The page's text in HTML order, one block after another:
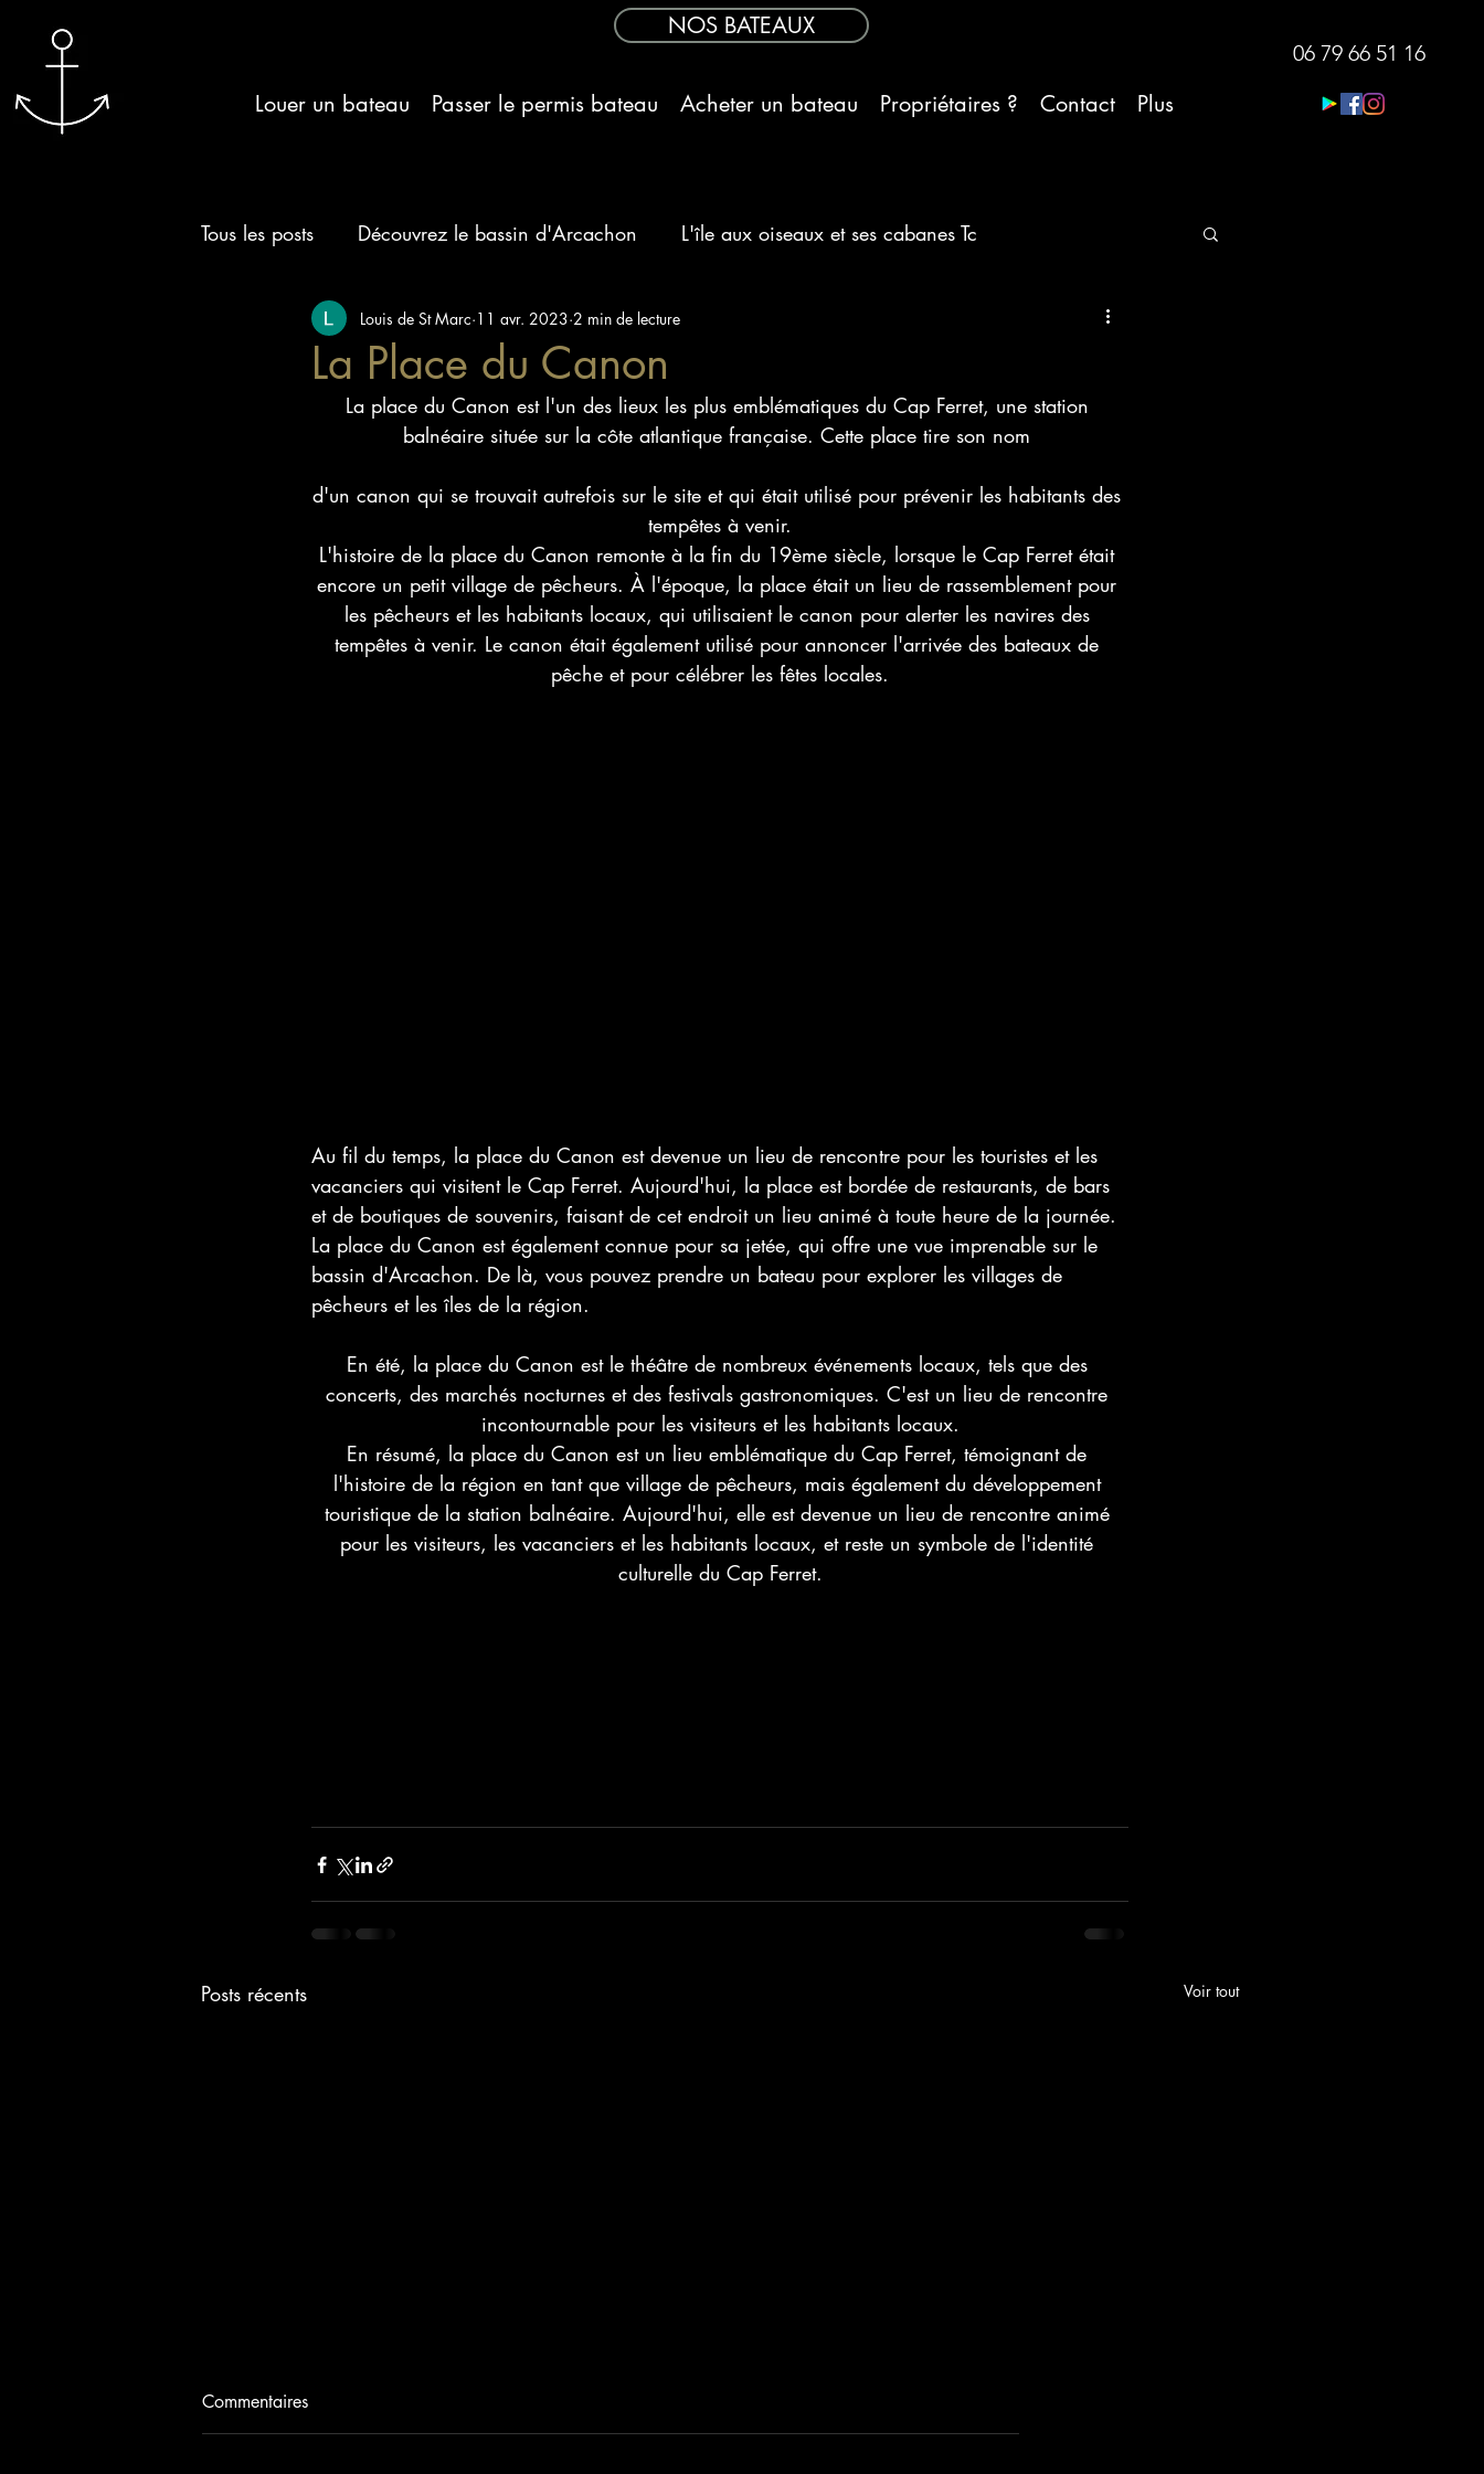
NOS BATEAUX
Louer un bateau Passer le permis bateau Acheter un bateau Propriétaires ? Contact Plus
06 79 66 51 16
Tous les posts Découvrez le bassin d'Arcachon L'île aux oiseaux et ses cabanes Tc
La presqu'île du Cap Ferret Pique nique au Banc d'Arguin Apéron couché de soleil en bateau
Apéro couché de soleil en bateau
La Place du Canon
Louis de St Marc 11 avr. 2023 2 min de lecture
La place du Canon est l'un des lieux les plus emblématiques du Cap Ferret, une station
balnéaire située sur la côte atlantique française. Cette place tire son nom
d'un canon qui se trouvait autrefois sur le site et qui était utilisé pour prévenir les habitants des
tempêtes à venir.
L'histoire de la place du Canon remonte à la fin du 19ème siècle, lorsque le Cap Ferret était
encore un petit village de pêcheurs. À l'époque, la place était un lieu de rassemblement pour
les pêcheurs et les habitants locaux, qui utilisaient le canon pour alerter les navires des
tempêtes à venir. Le canon était également utilisé pour annoncer l'arrivée des bateaux de
pêche et pour célébrer les fêtes locales.
Au fil du temps, la place du Canon est devenue un lieu de rencontre pour les touristes et les
vacanciers qui visitent le Cap Ferret. Aujourd'hui, la place est bordée de restaurants, de bars
et de boutiques de souvenirs, faisant de cet endroit un lieu animé à toute heure de la journée.
La place du Canon est également connue pour sa jetée, qui offre une vue imprenable sur le
bassin d'Arcachon. De là, vous pouvez prendre un bateau pour explorer les villages de
pêcheurs et les îles de la région.
En été, la place du Canon est le théâtre de nombreux événements locaux, tels que des
concerts, des marchés nocturnes et des festivals gastronomiques. C'est un lieu de rencontre
incontournable pour les visiteurs et les habitants locaux.
En résumé, la place du Canon est un lieu emblématique du Cap Ferret, témoignant de
l'histoire de la région en tant que village de pêcheurs, mais également du développement
touristique de la station balnéaire. Aujourd'hui, elle est devenue un lieu de rencontre animé
pour les visiteurs, les vacanciers et les habitants locaux, et reste un symbole de l'identité
culturelle du Cap Ferret.
Posts récents Voir tout
Commentaires